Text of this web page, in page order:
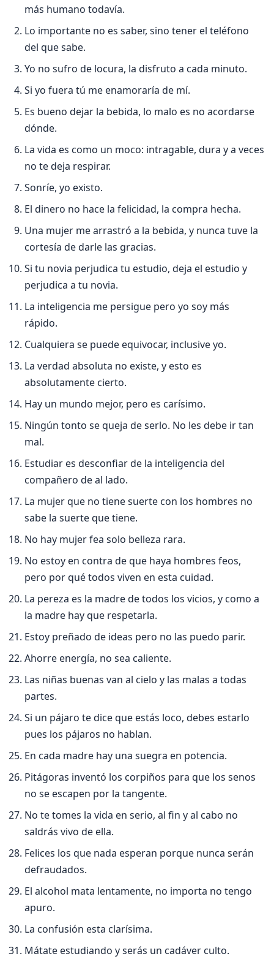
más humano todaví­a.
Lo importante no es saber, sino tener el teléfono
del que sabe.
Yo no sufro de locura, la disfruto a cada minuto.
Si yo fuera tú me enamorarí­a de mí­.
Es bueno dejar la bebida, lo malo es no acordarse
dónde.
La vida es como un moco: intragable, dura y a veces
no te deja respirar.
Sonrí­e, yo existo.
El dinero no hace la felicidad, la compra hecha.
Una mujer me arrastró a la bebida, y nunca tuve la
cortesí­a de darle las gracias.
Si tu novia perjudica tu estudio, deja el estudio y
perjudica a tu novia.
La inteligencia me persigue pero yo soy más
rápido.
Cualquiera se puede equivocar, inclusive yo.
La verdad absoluta no existe, y esto es
absolutamente cierto.
Hay un mundo mejor, pero es carí­simo.
Ningún tonto se queja de serlo. No les debe ir tan
mal.
Estudiar es desconfiar de la inteligencia del
compañero de al lado.
La mujer que no tiene suerte con los hombres no
sabe la suerte que tiene.
No hay mujer fea solo belleza rara.
No estoy en contra de que haya hombres feos,
pero por qué todos viven en esta cuidad.
La pereza es la madre de todos los vicios, y como a
la madre hay que respetarla.
Estoy preñado de ideas pero no las puedo parir.
Ahorre energí­a, no sea caliente.
Las niñas buenas van al cielo y las malas a todas
partes.
Si un pájaro te dice que estás loco, debes estarlo
pues los pájaros no hablan.
En cada madre hay una suegra en potencia.
Pitágoras inventó los corpiños para que los senos
no se escapen por la tangente.
No te tomes la vida en serio, al fin y al cabo no
saldrás vivo de ella.
Felices los que nada esperan porque nunca serán
defraudados.
El alcohol mata lentamente, no importa no tengo
apuro.
La confusión esta clarí­sima.
Mátate estudiando y serás un cadáver culto.